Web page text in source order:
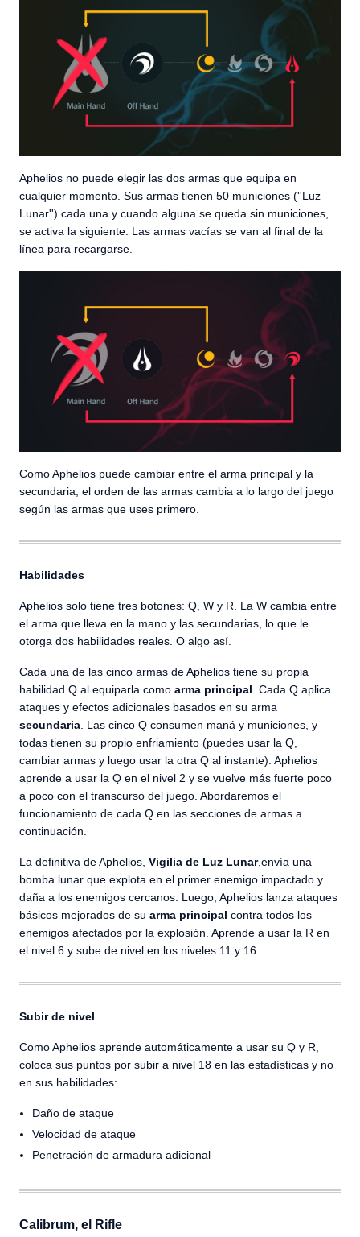
Aphelios no puede elegir las dos armas que equipa en
cualquier momento. Sus armas tienen 50 municiones (''Luz
Lunar'') cada una y cuando alguna se queda sin municiones,
se activa la siguiente. Las armas vacías se van al final de la
línea para recargarse.
Como Aphelios puede cambiar entre el arma principal y la
secundaria, el orden de las armas cambia a lo largo del juego
según las armas que uses primero.
Habilidades
Aphelios solo tiene tres botones: Q, W y R. La W cambia entre
el arma que lleva en la mano y las secundarias, lo que le
otorga dos habilidades reales. O algo así.
Cada una de las cinco armas de Aphelios tiene su propia
habilidad Q al equiparla como arma principal . Cada Q aplica
ataques y efectos adicionales basados en su arma
secundaria . Las cinco Q consumen maná y municiones, y
todas tienen su propio enfriamiento (puedes usar la Q,
cambiar armas y luego usar la otra Q al instante). Aphelios
aprende a usar la Q en el nivel 2 y se vuelve más fuerte poco
a poco con el transcurso del juego. Abordaremos el
funcionamiento de cada Q en las secciones de armas a
continuación.
La definitiva de Aphelios, Vigilia de Luz Lunar,envía una
bomba lunar que explota en el primer enemigo impactado y
daña a los enemigos cercanos. Luego, Aphelios lanza ataques
básicos mejorados de su arma principal contra todos los
enemigos afectados por la explosión. Aprende a usar la R en
el nivel 6 y sube de nivel en los niveles 11 y 16.
Subir de nivel
Como Aphelios aprende automáticamente a usar su Q y R,
coloca sus puntos por subir a nivel 18 en las estadísticas y no
en sus habilidades:
Daño de ataque
Velocidad de ataque
Penetración de armadura adicional
Calibrum, el Rifle